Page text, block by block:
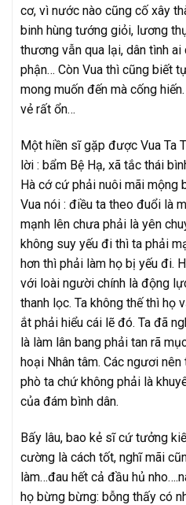
cơ, vì nước nào cũng cố xây
binh hùng tướng giỏi, lương
thương vẫn qua lại, dân tình ai
phận… Còn Vua thì cũng biết
mong muốn đến mà cống
vẻ rất ổn…
Một hiền sĩ gặp được Vua Ta
lời : bẩm Bệ Hạ, xã tắc thái
Hà cớ cứ phải nuôi mãi mộng
Vua nói : điều ta theo đuổi là
mạnh lên chưa phải là yên
không suy yếu đi thì ta phải
hơn thì phải làm họ bị yếu đi.
với loài người chính là động
thanh lọc. Ta không thế thì họ
ắt phải hiểu cái lẽ đó. Ta đã
là làm lân bang phải tan rã
hoại Nhân tâm. Các ngươi
phò ta chứ không phải là
của đám bình dân.
Bấy lâu, bao kẻ sĩ cứ tưởng
cường là cách tốt, nghĩ mãi
làm…đau hết cả đầu hủ
họ bừng bừng: bỗng thấy có